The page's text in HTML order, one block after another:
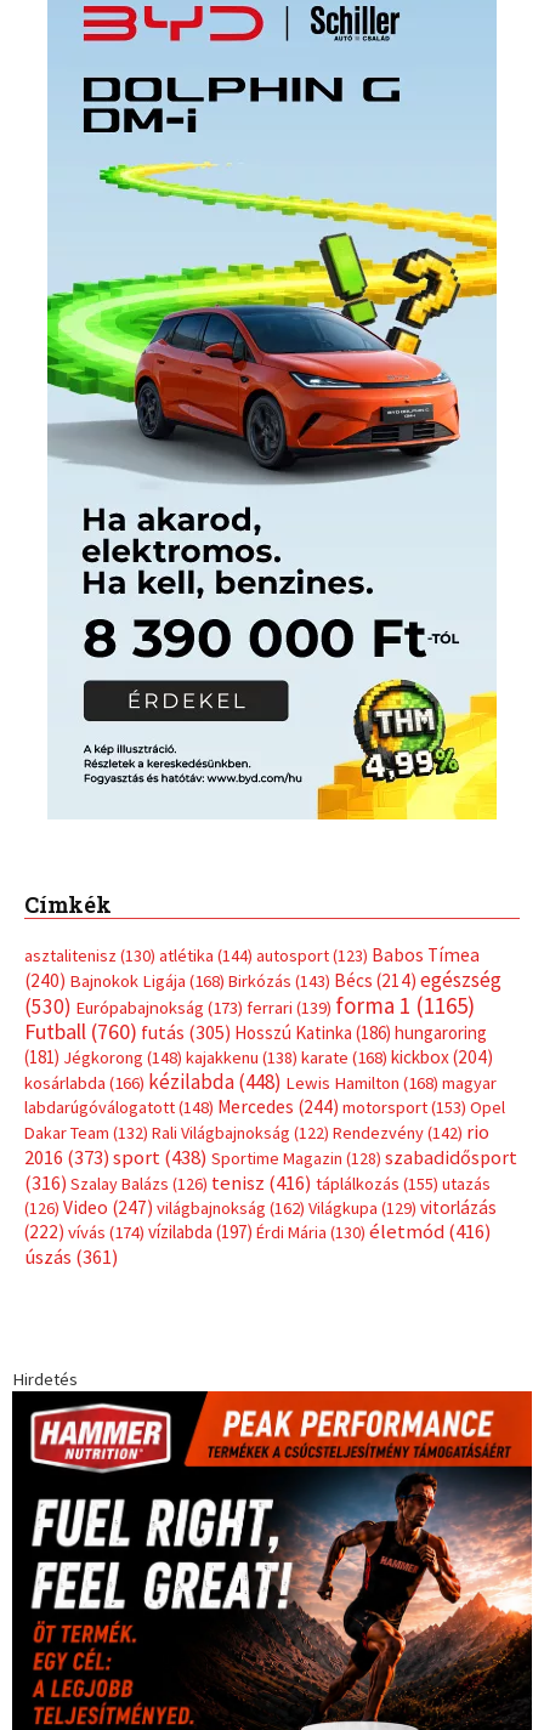
Címkék
asztalitenisz (130) atlétika (144) autosport(123) Babos Tímea
(240) Bajnokok Ligája (168) Birkózás (143) Bécs (214) egészség
(530) Európabajnokság (173) ferrari (139) forma 1 (1165)
Futball (760) futás (305) Hosszú Katinka (186) hungaroring
(181) Jégkorong (148) kajakkenu (138) karate (168) kickbox(204)
kosárlabda (166) kézilabda(448) Lewis Hamilton (168) magyar
labdarúgóválogatott(148) Mercedes (244) motorsport(153) Opel
Dakar Team (132) Rali Világbajnokság (122) Rendezvény(142) rio
2016 (373) sport(438) Sportime Magazin (128) szabadidősport
(316) Szalay Balázs (126) tenisz (416) táplálkozás (155) utazás
(126) Video (247) világbajnokság (162) Világkupa (129) vitorlázás
(222) vívás (174) vízilabda (197) Érdi Mária (130) életmód(416)
úszás (361)
Hirdetés